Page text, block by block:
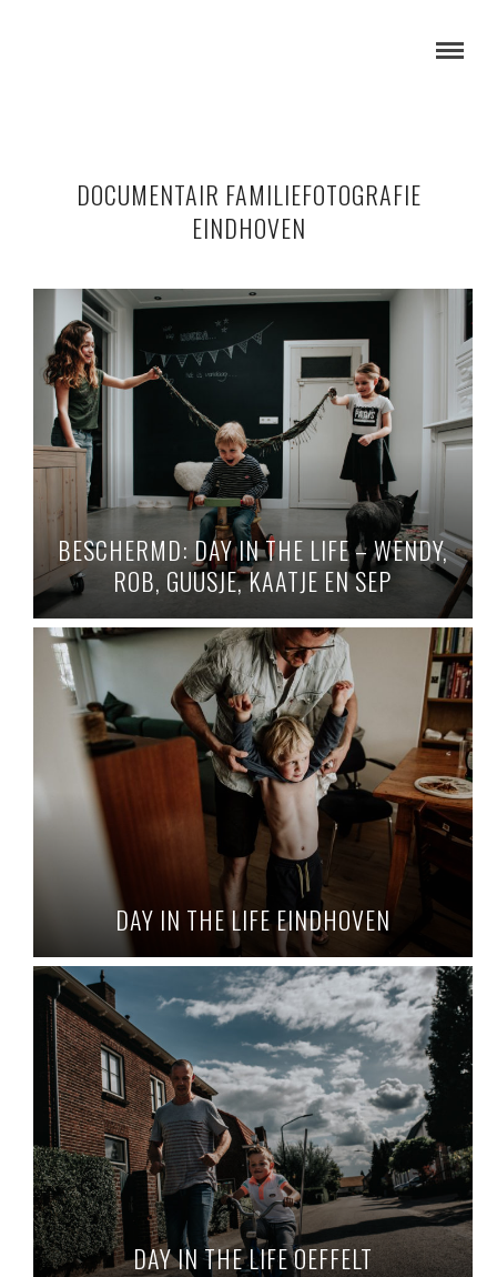
DOCUMENTAIR FAMILIEFOTOGRAFIE
EINDHOVEN
BESCHERMD: DAY IN THE LIFE – WENDY,
ROB, GUUSJE, KAATJE EN SEP
DAY IN THE LIFE EINDHOVEN
DAY IN THE LIFE OEFFELT